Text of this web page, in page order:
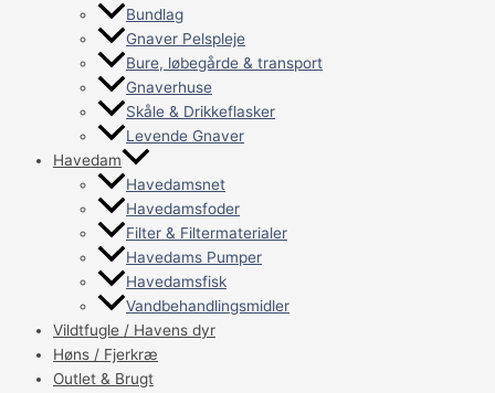
Bundlag
Gnaver Pelspleje
Bure, løbegårde & transport
Gnaverhuse
Skåle & Drikkeflasker
Levende Gnaver
Havedam
Havedamsnet
Havedamsfoder
Filter & Filtermaterialer
Havedams Pumper
Havedamsfisk
Vandbehandlingsmidler
Vildtfugle / Havens dyr
Høns / Fjerkræ
Outlet & Brugt